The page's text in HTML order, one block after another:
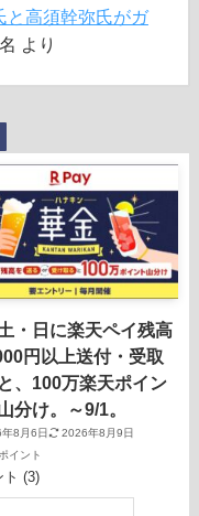
と高須幹弥氏がガ
より
・日に楽天ペイ残高
円以上送付・受取
、100万楽天ポイン
分け。～9/1。
8月6日
2026年8月9日
イント
ト (3)